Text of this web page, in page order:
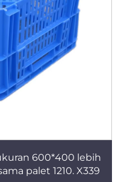
600*400 lebih
palet 1210. X339